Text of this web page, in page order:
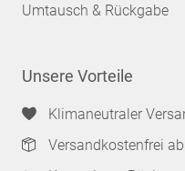
Umtausch & Rückgabe
Unsere Vorteile
Klimaneutraler
Versandkostenfrei